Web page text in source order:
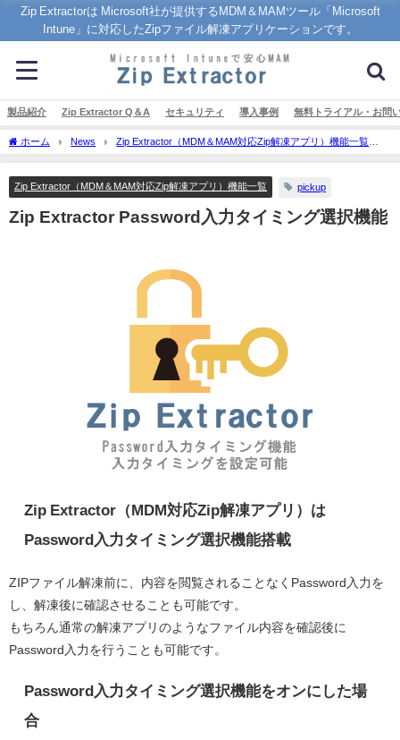
Zip Extractorは Microsoft社が提供するMDM＆MAMツール「Microsoft
Intune」に対応したZipファイル解凍アプリケーションです。
製品紹介 Zip Extractor Q＆A セキュリティ 導入事例 無料トライアル・お問
ホーム News
Zip Extractor（MDM＆MAM対応Zip解凍アプリ）機能一覧
Zip Extractor Password入力タイミング選択機能
Zip Extractor（MDM＆MAM対応Zip解凍アプリ）機能一覧 pickup
Zip Extractor Password入力タイミング選択機能
Zip Extractor（MDM対応Zip解凍アプリ）は
Password入力タイミング選択機能搭載
ZIPファイル解凍前に、内容を閲覧されることなくPassword入力を
し、解凍後に確認させることも可能です。
もちろん通常の解凍アプリのようなファイル内容を確認後に
Password入力を行うことも可能です。
Password入力タイミング選択機能をオンにした場
合